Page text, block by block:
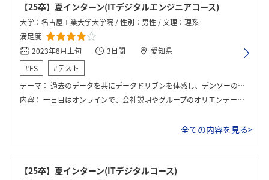
【25卒】夏インターン(ITデジタルエンジニアコース)
大学：名古屋工業大学大学院 / 性別：男性 / 文理：理系
満足度
2023年8月上旬
3日間
愛知県
#ES
#テスト
テーマ： 過去のデータを共にデータドリブンを体感し、デンソーの未来について考える
内容： 一日目はオンラインで、会社説明やグループのオリエンテーションであった。2日目、3日目はグループワークに取り組みおだいについて議論をした。
全ての内容を見る>
【25卒】夏インターン(ITデジタルコース)